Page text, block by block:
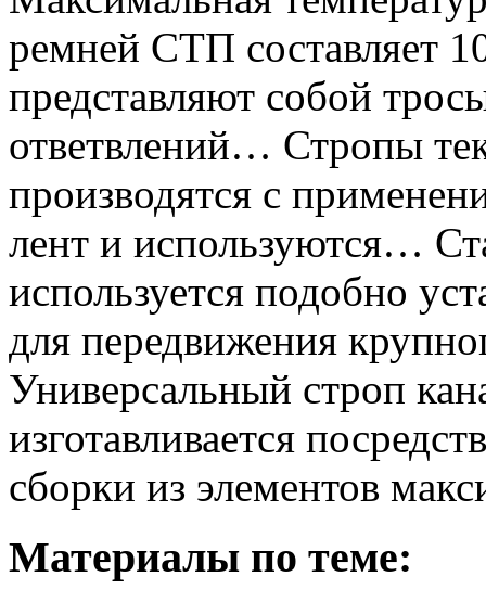
ремней СТП составляет
представляют собой
ответвлений… Стропы
производятся с
лент и используются…
используется подобно
для передвижения
Универсальный строп
изготавливается
сборки из элементов
Материалы по теме: